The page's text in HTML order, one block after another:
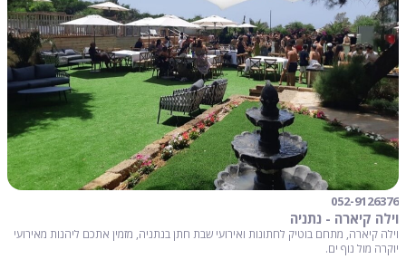
052-9126376
וילה קיארה - נתניה
וילה קיארה, מתחם בוטיק לחתונות ואירועי שבת חתן בנתניה, מזמין אתכם ליהנות מאירועי
יוקרה מול נוף ים.